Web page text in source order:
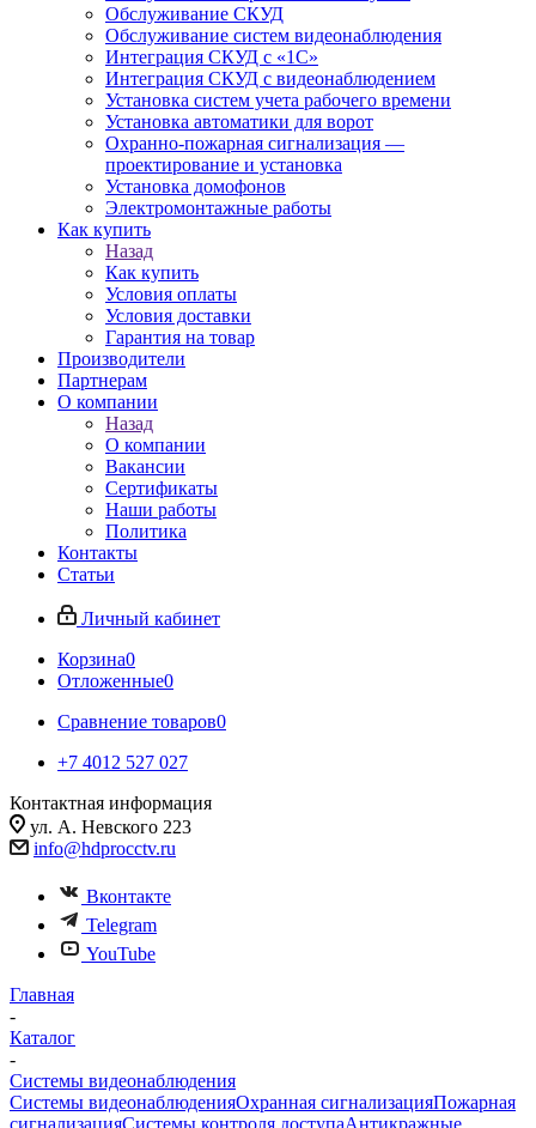
Обслуживание СКУД
Обслуживание систем видеонаблюдения
Интеграция СКУД с «1С»
Интеграция СКУД с видеонаблюдением
Установка систем учета рабочего времени
Установка автоматики для ворот
Охранно-пожарная сигнализация —
проектирование и установка
Установка домофонов
Электромонтажные работы
Как купить
Назад
Как купить
Условия оплаты
Условия доставки
Гарантия на товар
Производители
Партнерам
О компании
Назад
О компании
Вакансии
Сертификаты
Наши работы
Политика
Контакты
Статьи
Личный кабинет
Корзина0
Отложенные0
Сравнение товаров0
+7 4012 527 027
Контактная информация
ул. А. Невского 223
info@hdprocctv.ru
Вконтакте
Telegram
YouTube
Главная
-
Каталог
-
Системы видеонаблюдения
Системы видеонаблюденияОхранная сигнализацияПожарная
сигнализацияСистемы контроля доступаАнтикражные